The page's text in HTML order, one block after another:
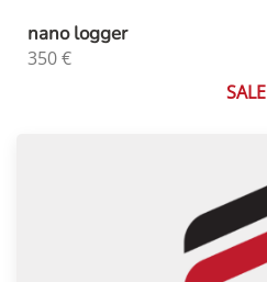
nano logger
350€
SALE